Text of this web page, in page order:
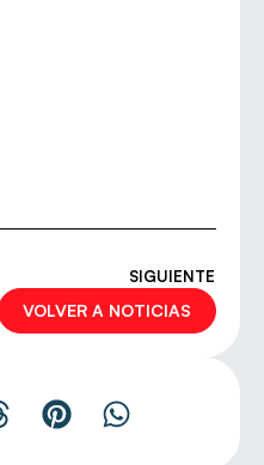
SIGUIENTE
VOLVER A NOTICIAS